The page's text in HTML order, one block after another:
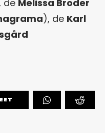
de Melissa Broder
), de Karl